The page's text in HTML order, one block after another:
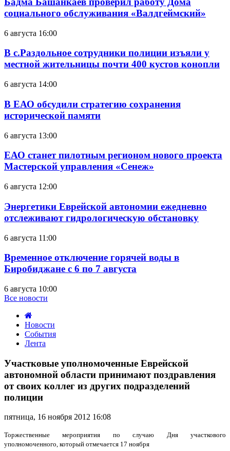
социального обслуживания «Валдгеймский»
6 августа 16:00
В с.Раздольное сотрудники полиции изъяли у
местной жительницы почти 400 кустов конопли
6 августа 14:00
В ЕАО обсудили стратегию сохранения
исторической памяти
6 августа 13:00
ЕАО станет пилотным регионом нового проекта
Мастерской управления «Сенеж»
6 августа 12:00
Энергетики Еврейской автономии ежедневно
отслеживают гидрологическую обстановку
6 августа 11:00
Временное отключение горячей воды в
Биробиджане с 6 по 7 августа
6 августа 10:00
Все новости
Новости
События
Лента
уполномоченные
Еврейской
автономной
области
принимают
от
коллег
из
Участковые уполномоченные Еврейской
автономной области принимают поздравления
от своих коллег из других подразделений
полиции
пятница, 16 ноября 2012 16:08
Торжественные мероприятия по случаю Дня участкового
уполномоченного, который отмечается 17 ноября